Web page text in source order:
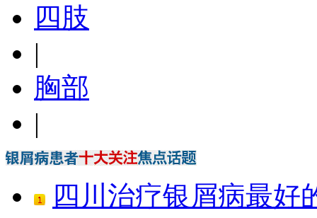
四肢
|
胸部
|
四川治疗银屑病最好